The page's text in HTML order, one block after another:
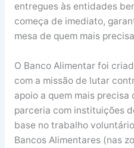
entregues às entidades
começa de imediato,
mesa de quem mais
O Banco Alimentar foi
com a missão de lutar
apoio a quem mais precisa
parceria com instituições
base no trabalho
Bancos Alimentares (nas